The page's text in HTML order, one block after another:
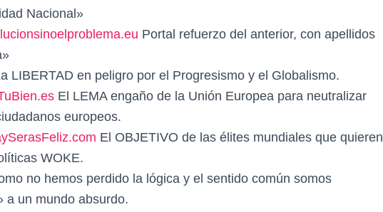
Nacional»
Portal refuerzo del anterior, con apellidos
LIBERTAD en peligro por el Progresismo y el Globalismo.
El LEMA engaño de la Unión Europea para neutralizar
europeos.
El OBJETIVO de las élites mundiales que quieren
WOKE.
no hemos perdido la lógica y el sentido común somos
a un mundo absurdo.